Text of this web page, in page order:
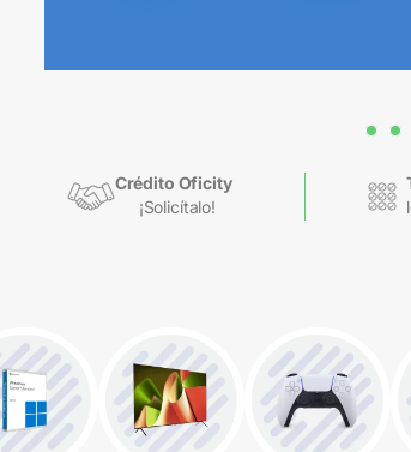
Crédito Oficity
¡Solicítalo!